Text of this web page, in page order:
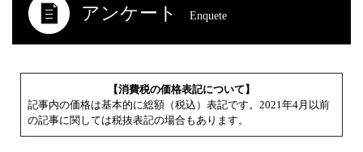
アンケート Enquete
【消費税の価格表記について】
記事内の価格は基本的に総額（税込）表記です。2021年4月以前
の記事に関しては税抜表記の場合もあります。